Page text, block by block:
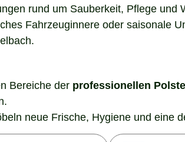
rund um Sauberkeit, Pflege
Fahrzeuginnere oder saisonale
Bereiche der professionellen
neue Frische, Hygiene und eine